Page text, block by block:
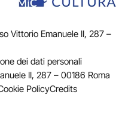
Vittorio Emanuele II, 287 –
dei dati personali
II, 287 – 00186 Roma
PolicyCredits